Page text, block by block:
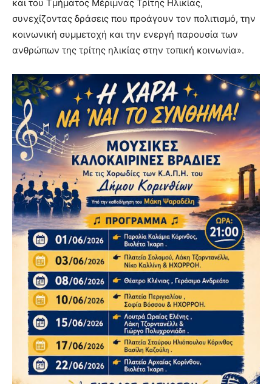
και του Τμήματος Μέριμνας Τρίτης Ηλικίας,
συνεχίζοντας δράσεις που προάγουν τον πολιτισμό, την
κοινωνική συμμετοχή και την ενεργή παρουσία των
ανθρώπων της τρίτης ηλικίας στην τοπική κοινωνία».